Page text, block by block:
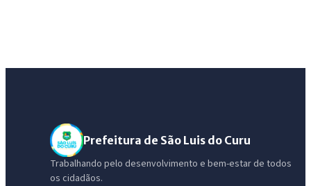
Prefeitura de São Luis do Curu
Trabalhando pelo desenvolvimento e bem-estar de todos
os cidadãos.